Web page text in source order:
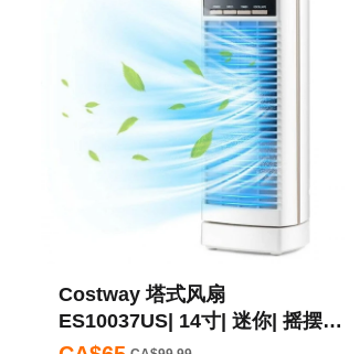
Costway 塔式风扇
ES10037US| 14寸| 迷你| 摇摆|
3 速度和计时器| 电风扇